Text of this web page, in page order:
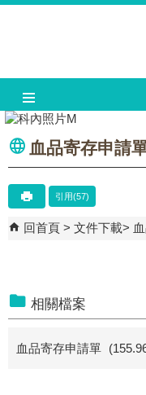
血品寄存申請
引用(57)
回首頁 文件下載
相關檔案
血品寄存申請單